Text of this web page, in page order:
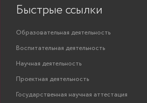
Быстрые ссылки
Образовательная деятельность
Воспитательная деятельность
Научная деятельность
Проектная деятельность
Государственная научная аттестация